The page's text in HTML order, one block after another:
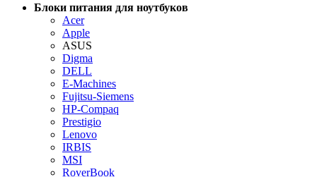
Блоки питания для ноутбуков
Acer
Apple
ASUS
Digma
DELL
E-Machines
Fujitsu-Siemens
HP-Compaq
Prestigio
Lenovo
IRBIS
MSI
RoverBook